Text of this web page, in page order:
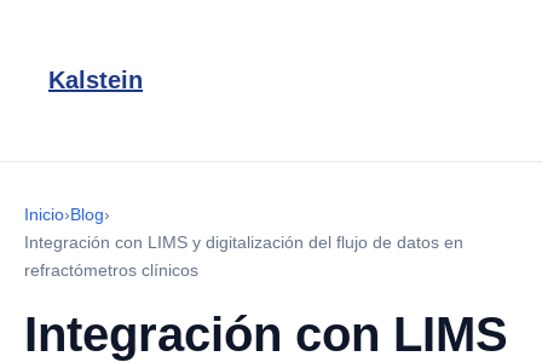
Kalstein
Inicio›Blog›
Integración con LIMS y digitalización del flujo de datos en
refractómetros clínicos
Integración con LIMS